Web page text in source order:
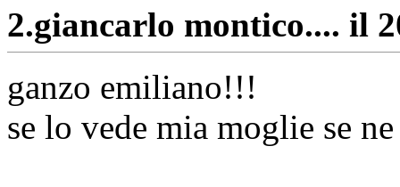
2.giancarlo montico.... il
ganzo emiliano!!!
se lo vede mia moglie se